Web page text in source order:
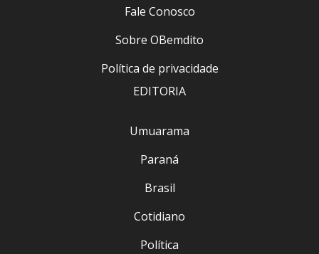
Fale Conosco
Sobre OBemdito
Política de privacidade
EDITORIA
Umuarama
Paraná
Brasil
Cotidiano
Política